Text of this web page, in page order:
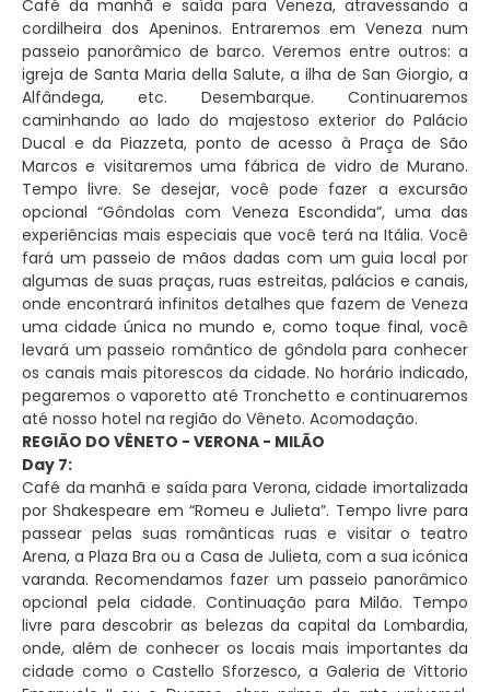
Café da manhã e saída para Veneza, atravessando a
cordilheira dos Apeninos. Entraremos em Veneza num
passeio panorâmico de barco. Veremos entre outros: a
igreja de Santa Maria della Salute, a ilha de San Giorgio, a
Alfândega, etc. Desembarque. Continuaremos
caminhando ao lado do majestoso exterior do Palácio
Ducal e da Piazzeta, ponto de acesso à Praça de São
Marcos e visitaremos uma fábrica de vidro de Murano.
Tempo livre. Se desejar, você pode fazer a excursão
opcional “Gôndolas com Veneza Escondida”, uma das
experiências mais especiais que você terá na Itália. Você
fará um passeio de mãos dadas com um guia local por
algumas de suas praças, ruas estreitas, palácios e canais,
onde encontrará infinitos detalhes que fazem de Veneza
uma cidade única no mundo e, como toque final, você
levará um passeio romântico de gôndola para conhecer
os canais mais pitorescos da cidade. No horário indicado,
pegaremos o vaporetto até Tronchetto e continuaremos
até nosso hotel na região do Vêneto. Acomodação.
REGIÃO DO VÊNETO - VERONA - MILÃO
Day 7:
Café da manhã e saída para Verona, cidade imortalizada
por Shakespeare em “Romeu e Julieta”. Tempo livre para
passear pelas suas românticas ruas e visitar o teatro
Arena, a Plaza Bra ou a Casa de Julieta, com a sua icónica
varanda. Recomendamos fazer um passeio panorâmico
opcional pela cidade. Continuação para Milão. Tempo
livre para descobrir as belezas da capital da Lombardia,
onde, além de conhecer os locais mais importantes da
cidade como o Castello Sforzesco, a Galeria de Vittorio